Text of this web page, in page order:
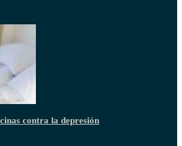
contra la depresión